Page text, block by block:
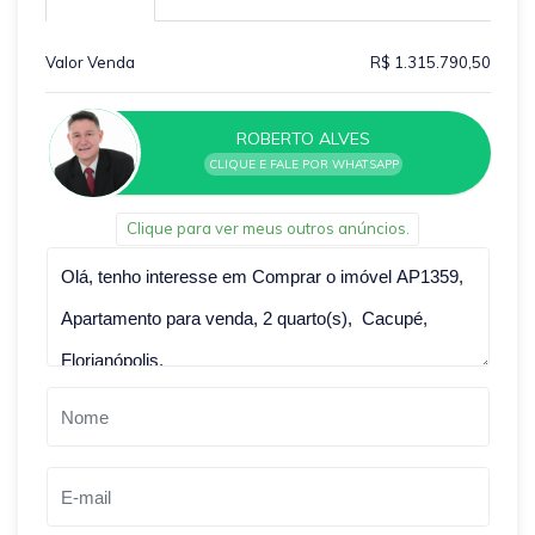
Valor Venda R$ 1.315.790,50
ROBERTO ALVES
CLIQUE E FALE POR WHATSAPP
Clique para ver meus outros anúncios.